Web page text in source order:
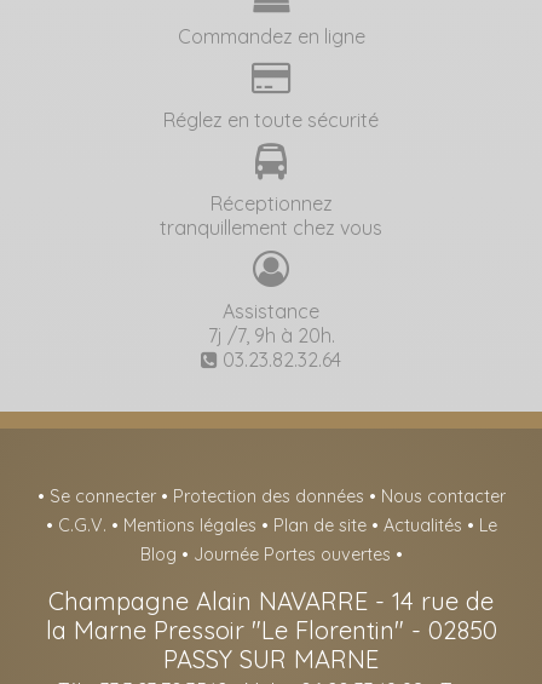
Commandez en ligne
Réglez en toute sécurité
Réceptionnez
tranquillement chez vous
Assistance
7j /7, 9h à 20h.
03.23.82.32.64
• Se connecter • Protection des données • Nous contacter
• C.G.V. • Mentions légales • Plan de site • Actualités • Le
Blog • Journée Portes ouvertes •
Champagne Alain NAVARRE - 14 rue de
la Marne Pressoir "Le Florentin" - 02850
PASSY SUR MARNE